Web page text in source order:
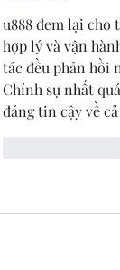
u888 đem lại
hợp lý và vận
tác đều phản hồi
Chính sự nhất
đáng tin cậy về